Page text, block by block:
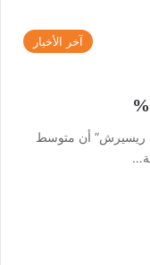
آخر الأخبار
ريسيرش” أن متوسط